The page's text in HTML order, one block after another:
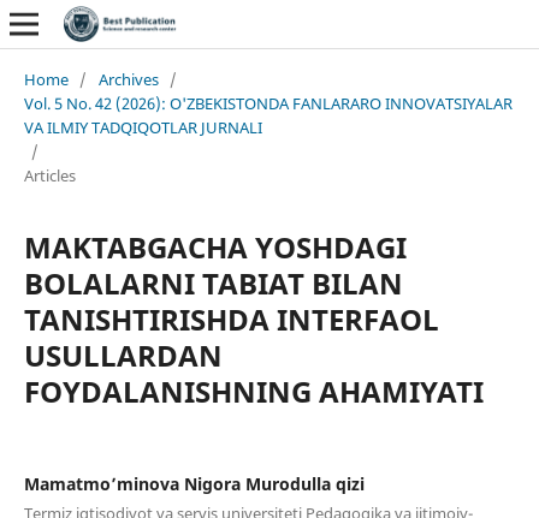
Home / Archives /
Vol. 5 No. 42 (2026): O'ZBEKISTONDA FANLARARO INNOVATSIYALAR
VA ILMIY TADQIQOTLAR JURNALI
/
Articles
MAKTABGACHA YOSHDAGI
BOLALARNI TABIAT BILAN
TANISHTIRISHDA INTERFAOL
USULLARDAN
FOYDALANISHNING AHAMIYATI
Mamatmo’minova Nigora Murodulla qizi
Termiz iqtisodiyot va servis universiteti Pedagogika va ijtimoiy-